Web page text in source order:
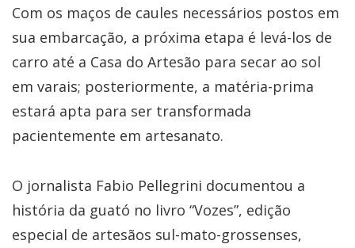
Com os maços de caules necessários postos em
sua embarcação, a próxima etapa é levá-los de
carro até a Casa do Artesão para secar ao sol
em varais; posteriormente, a matéria-prima
estará apta para ser transformada
pacientemente em artesanato.
O jornalista Fabio Pellegrini documentou a
história da guató no livro “Vozes”, edição
especial de artesãos sul-mato-grossenses,